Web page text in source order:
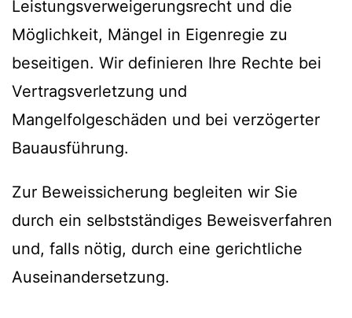
Leistungsverweigerungsrecht und die
Möglichkeit, Mängel in Eigenregie zu
beseitigen. Wir definieren Ihre Rechte bei
Vertragsverletzung und
Mangelfolgeschäden und bei verzögerter
Bauausführung.
Zur Beweissicherung begleiten wir Sie
durch ein selbstständiges Beweisverfahren
und, falls nötig, durch eine gerichtliche
Auseinandersetzung.